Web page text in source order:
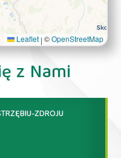
Leaflet | ©OpenStreetMap
z Nami
ZDROJU